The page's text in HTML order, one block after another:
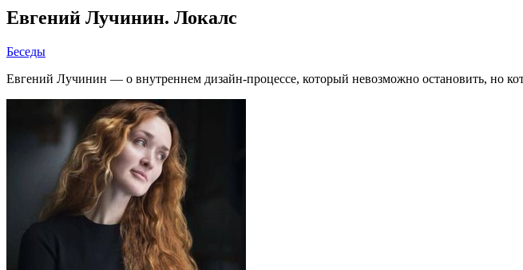
Евгений Лучинин. Локалс
Беседы
Евгений Лучинин — о внутреннем дизайн-процессе, который невозможно остановить, но